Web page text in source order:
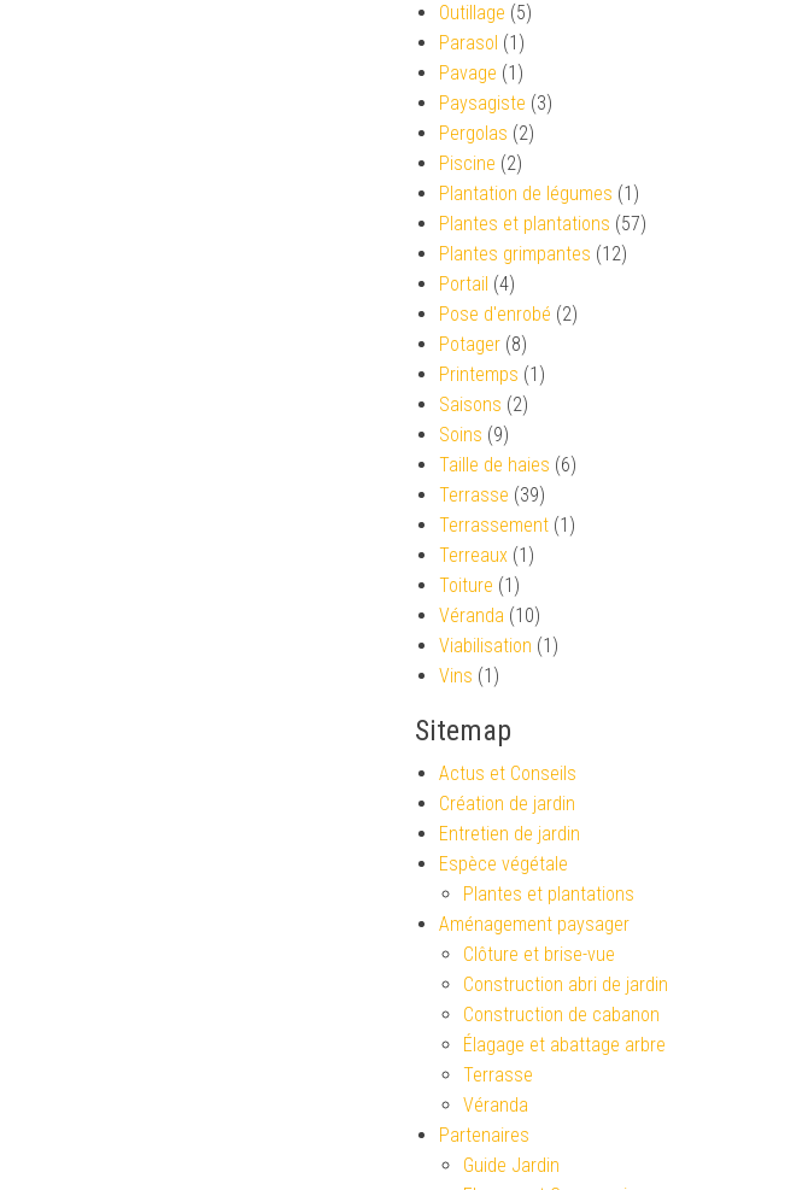
Outillage (5)
Parasol (1)
Pavage (1)
Paysagiste (3)
Pergolas (2)
Piscine (2)
Plantation de légumes (1)
Plantes et plantations (57)
Plantes grimpantes (12)
Portail (4)
Pose d'enrobé (2)
Potager (8)
Printemps (1)
Saisons (2)
Soins (9)
Taille de haies (6)
Terrasse (39)
Terrassement (1)
Terreaux (1)
Toiture (1)
Véranda (10)
Viabilisation (1)
Vins (1)
Sitemap
Actus et Conseils
Création de jardin
Entretien de jardin
Espèce végétale
Plantes et plantations
Aménagement paysager
Clôture et brise-vue
Construction abri de jardin
Construction de cabanon
Élagage et abattage arbre
Terrasse
Véranda
Partenaires
Guide Jardin